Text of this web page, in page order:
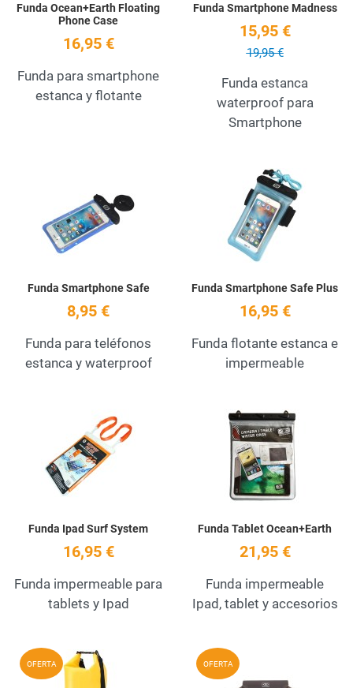
Funda Ocean+Earth Floating
Phone Case
16,95 €
Funda para smartphone
estanca y flotante
Funda Smartphone Madness
15,95 €
19,95 €
Funda estanca
waterproof para
Smartphone
Add to Wishlist
Funda Smartphone Safe
8,95 €
Funda para teléfonos
estanca y waterproof
Funda Smartphone Safe Plus
16,95 €
Funda flotante estanca e
impermeable
Add to Wishlist
Quick View
Funda Ipad Surf System
16,95 €
Funda impermeable para
tablets y Ipad
Funda Tablet Ocean+Earth
21,95 €
Funda impermeable
Ipad, tablet y accesorios
OFERTA Add to Wishlist
OFERTA